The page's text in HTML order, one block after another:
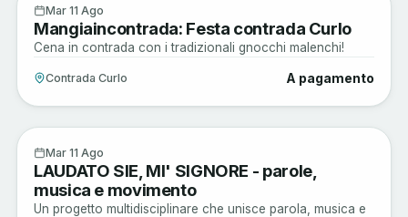
Enogastronomia
AGO
Mar 11 Ago
Mangiaincontrada: Festa contrada Curlo
Cena in contrada con i tradizionali gnocchi malenchi!
Contrada Curlo A pagamento
Arte e Cultura
Mar 11 Ago
LAUDATO SIE, MI' SIGNORE - parole,
musica e movimento
Un progetto multidisciplinare che unisce parola, musica e